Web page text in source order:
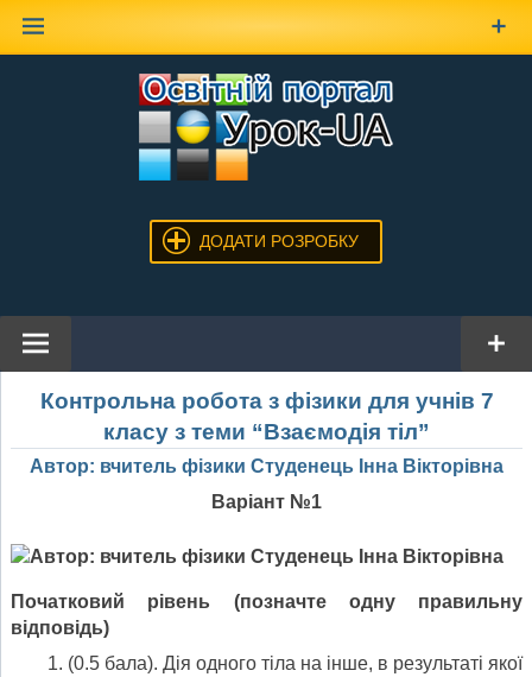
ДОДАТИ РОЗРОБКУ
Контрольна робота з фізики для учнів 7
класу з теми “Взаємодія тіл”
Автор: вчитель фізики Студенець Інна Вікторівна
Варіант №1
Початковий рівень (позначте одну правильну
відповідь)
(0.5 бала). Дія одного тіла на інше, в результаті якої